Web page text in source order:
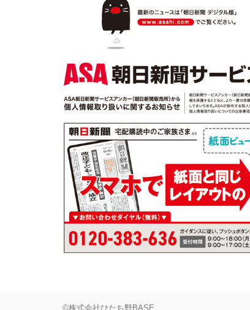
©株式会社ひたち野BASE